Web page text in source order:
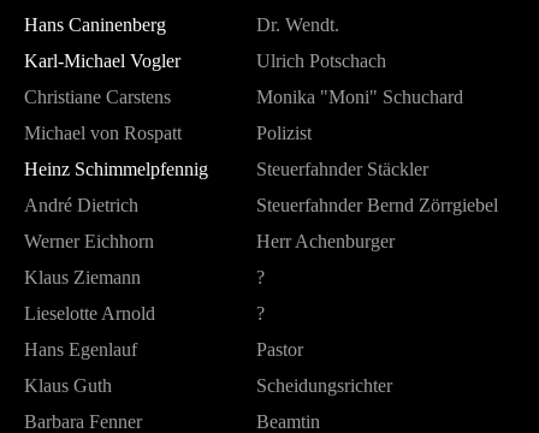
Hans Caninenberg
Dr. Wendt.
Karl-Michael Vogler
Ulrich Potschach
Christiane Carstens
Monika "Moni" Schuchard
Michael von Rospatt
Polizist
Heinz Schimmelpfennig
Steuerfahnder Stäckler
André Dietrich
Steuerfahnder Bernd Zörrgiebel
Werner Eichhorn
Herr Achenburger
Klaus Ziemann
?
Lieselotte Arnold
?
Hans Egenlauf
Pastor
Klaus Guth
Scheidungsrichter
Barbara Fenner
Beamtin